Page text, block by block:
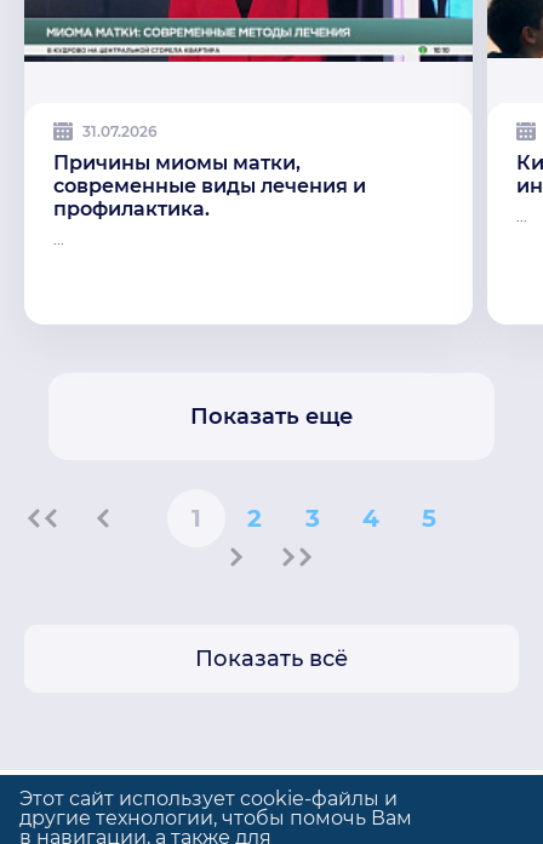
31.07.2026
Причины миомы матки,
современные виды лечения и
профилактика.
Показать еще
1 2 3 4 5
Показать всё
Этот сайт использует cookie-файлы и
другие технологии, чтобы помочь Вам
в навигации, а также для